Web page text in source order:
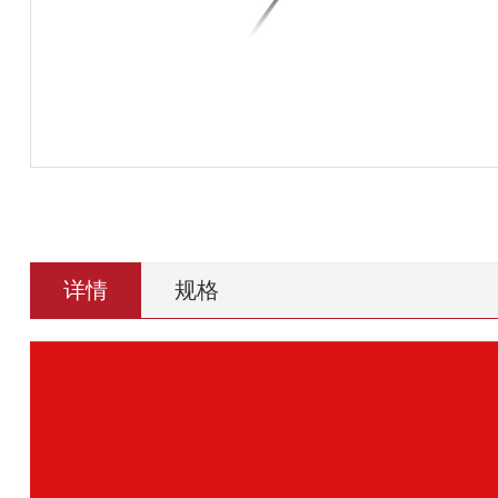
详情 规格